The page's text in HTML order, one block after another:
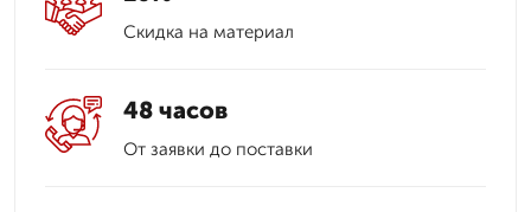
Скидка на материал
48 часов
От заявки до поставки